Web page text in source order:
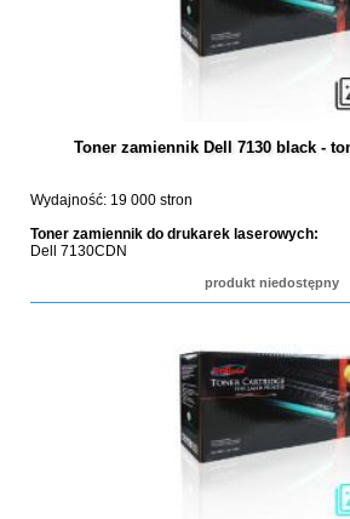
Toner zamiennik Dell 7130 black -
Wydajność: 19 000 stron
Toner zamiennik do drukarek laserowych:
Dell 7130CDN
produkt niedostępny